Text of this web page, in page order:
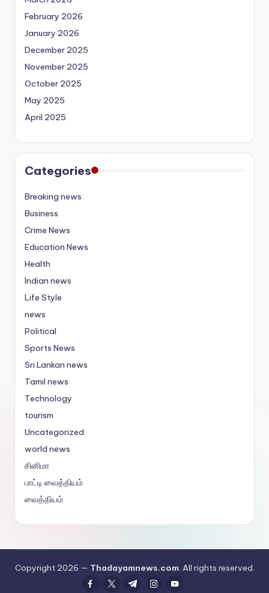
February 2026
January 2026
December 2025
November 2025
October 2025
May 2025
April 2025
Categories
Breaking news
Business
Crime News
Education News
Health
Indian news
Life Style
news
Political
Sports News
Sri Lankan news
Tamil news
Technology
tourism
Uncategorized
world news
சினிமா
பாட்டி வைத்தியம்
வைத்தியம்
Copyright 2026 — Thadayamnews.com. All rights reserved.
facebook.com
twitter.com
t.me instagram.com
youtube.com